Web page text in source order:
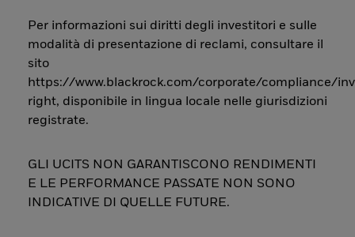
Per informazioni sui diritti degli investitori e sulle
modalità di presentazione di reclami, consultare il
sito
https://www.blackrock.com/corporate/compliance/
right, disponibile in lingua locale nelle giurisdizioni
registrate.
GLI UCITS NON GARANTISCONO RENDIMENTI
E LE PERFORMANCE PASSATE NON SONO
INDICATIVE DI QUELLE FUTURE.